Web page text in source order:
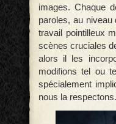
images. Chaque
paroles, au
travail pointilleux
scènes cruciales
alors il les
modifions tel ou
spécialement
nous la